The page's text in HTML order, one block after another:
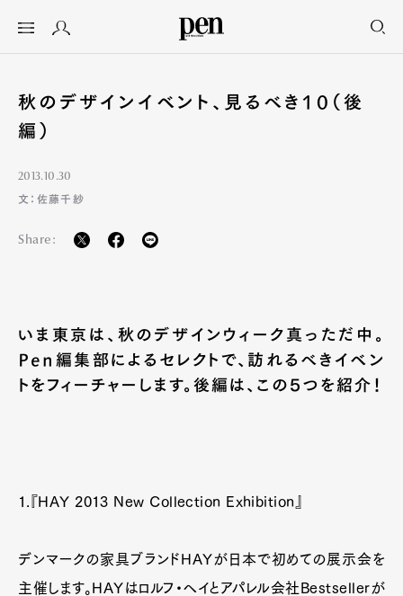
秋のデザインイベント、見るべき10（後
編）
2013.10.30
文：佐藤千紗
Share:
いま東京は、秋のデザインウィーク真っただ中。
Pen編集部によるセレクトで、訪れるべきイベン
トをフィーチャーします。後編は、この５つを紹介！
1.『HAY 2013 New Collection Exhibition』
デンマークの家具ブランドHAYが日本で初めての展示会を
主催します。HAYはロルフ・ヘイとアパレル会社Bestsellerが